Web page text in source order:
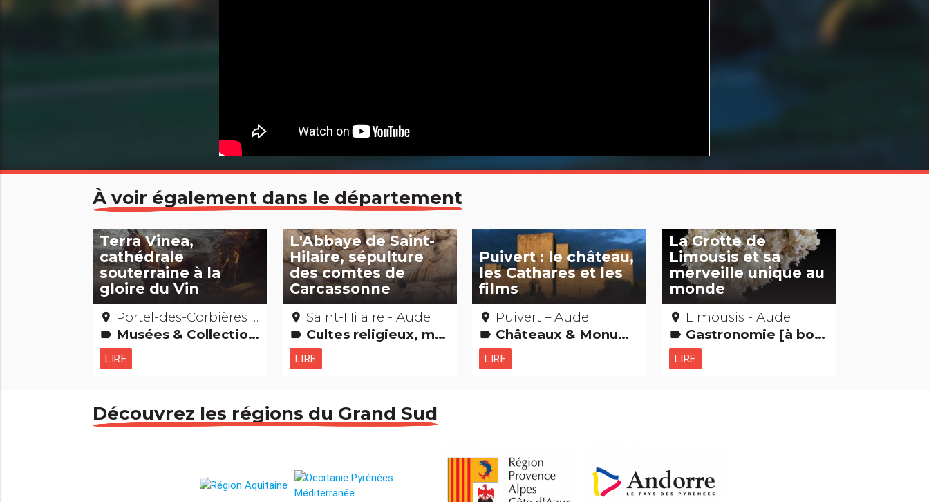
À voir également dans le département
Terra Vinea,
cathédrale
souterraine à la
gloire du Vin
place Portel-des-Corbières - Aude
label Musées & Collections Gastronomie [à boire] Edifices remarquables
LIRE
L'Abbaye de Saint-
Hilaire, sépulture
des comtes de
Carcassonne
place Saint-Hilaire - Aude
label Cultes religieux, mystiques & païens Gastronomie [à boire] Pays cathare
LIRE
Puivert : le château,
les Cathares et les
films
place Puivert – Aude
label Châteaux & Monuments Pays cathare Films : lieux de tournage Edifices remarquables
LIRE
La Grotte de
Limousis et sa
merveille unique au
monde
place Limousis - Aude
label Gastronomie [à boire] Curiosités naturelles Grands sites
LIRE
Découvrez les régions du Grand Sud